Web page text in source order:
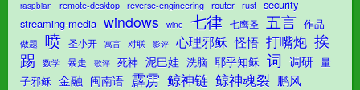
raspbian
remote-desktop reverse-engineering router rust security
streaming-media windows wine 七律 七鹰圣 五言 作品
做题 喷 圣小开 寓言 对联 影评 心理邪稣 怪悟 打嘴炮 挨
踢
数学 暴走 歌评 死神 泥巴娃 洗脑 耶乎知稣 词 调研 量
子邪稣 金融 闽南语 霹雳 鲸神链 鲸神魂裂 鹏风